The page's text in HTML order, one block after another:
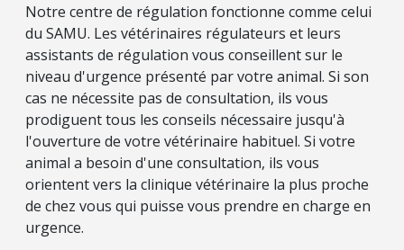
Notre centre de régulation fonctionne comme celui
du SAMU. Les vétérinaires régulateurs et leurs
assistants de régulation vous conseillent sur le
niveau d'urgence présenté par votre animal. Si son
cas ne nécessite pas de consultation, ils vous
prodiguent tous les conseils nécessaire jusqu'à
l'ouverture de votre vétérinaire habituel. Si votre
animal a besoin d'une consultation, ils vous
orientent vers la clinique vétérinaire la plus proche
de chez vous qui puisse vous prendre en charge en
urgence.